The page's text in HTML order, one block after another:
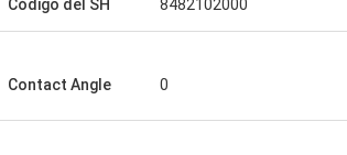
Código del SH 8482102000
Contact Angle 0